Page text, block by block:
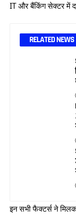
IT और बैंकिंग सेक्टर में
RELATED NEWS
इन सभी फैक्टर्स ने